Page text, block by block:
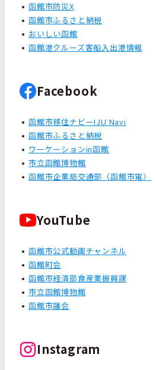
函館市防災X
函館市ふるさと納税
おいしい函館
函館港クルーズ客船入出港情報
Facebook
函館市移住ナビーIJU Navi
函館市ふるさと納税
ワーケーションin函館
市立函館博物館
函館市企業局交通部（函館市電）
YouTube
函館市公式動画チャンネル
函館町会
函館市経済部食産業振興課
市立函館博物館
函館市議会
Instagram